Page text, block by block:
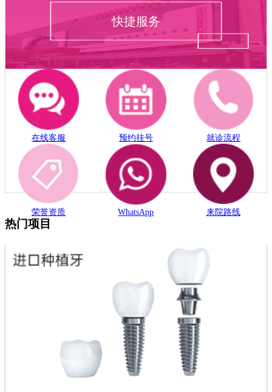
快捷服务
在线客服 预约挂号 就诊流程
荣誉资质 WhatsApp 来院路线
热门项目